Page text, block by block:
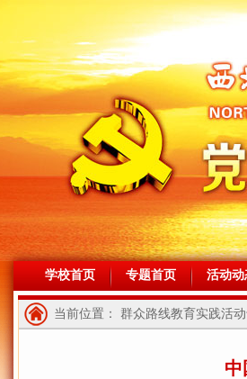
学校首页 专题首页 活动动
当前位置： 群众路线教育实践活
中